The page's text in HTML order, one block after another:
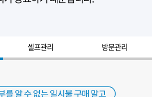
셀프관리 방문관리